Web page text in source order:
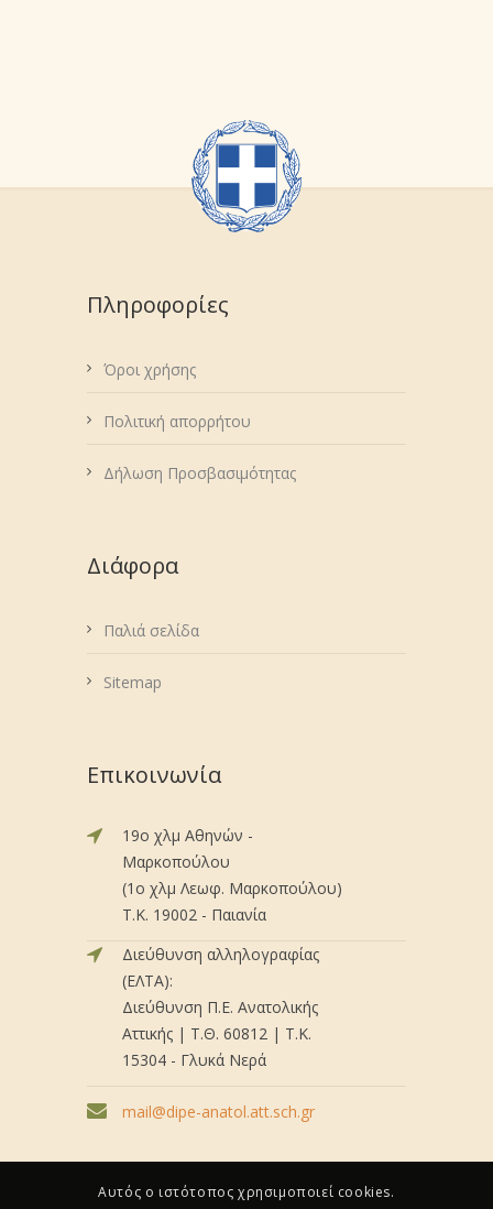
Πληροφορίες
Όροι χρήσης
Πολιτική απορρήτου
Δήλωση Προσβασιμότητας
Διάφορα
Παλιά σελίδα
Sitemap
Επικοινωνία
19ο χλμ Αθηνών -
Μαρκοπούλου
(1ο χλμ Λεωφ. Μαρκοπούλου)
Τ.Κ. 19002 - Παιανία
Διεύθυνση αλληλογραφίας
(ΕΛΤΑ):
Διεύθυνση Π.Ε. Ανατολικής
Αττικής | Τ.Θ. 60812 | Τ.Κ.
15304 - Γλυκά Νερά
mail@dipe-anatol.att.sch.gr
Αυτός ο ιστότοπος χρησιμοποιεί cookies.